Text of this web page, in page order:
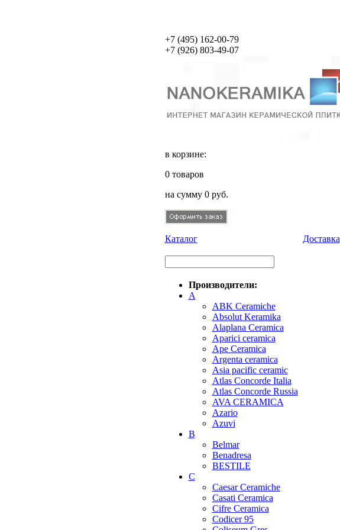
+7 (495)162-00-79
+7 (926)803-49-07
в корзине:
0товаров
на сумму 0руб.
Каталог Доставка
Производители:
A
ABK Ceramiche
Absolut Keramika
Alaplana Ceramica
Aparici ceramica
Ape Ceramica
Argenta ceramica
Asia pacific ceramic
Atlas Concorde Italia
Atlas Concorde Russia
AVA CERAMICA
Azario
Azuvi
B
Belmar
Benadresa
BESTILE
C
Caesar Ceramiche
Casati Ceramica
Cifre Ceramica
Codicer 95